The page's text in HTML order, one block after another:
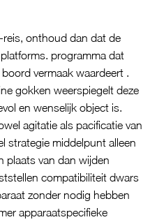
onthoud dan dat de
programma dat
vermaak waardeert .
gokken weerspiegelt deze
en wenselijk object is.
agitatie als pacificatie van
strategie middelpunt alleen
plaats van dan wijden
compatibiliteit dwars
zonder nodig hebben
apparaatspecifieke